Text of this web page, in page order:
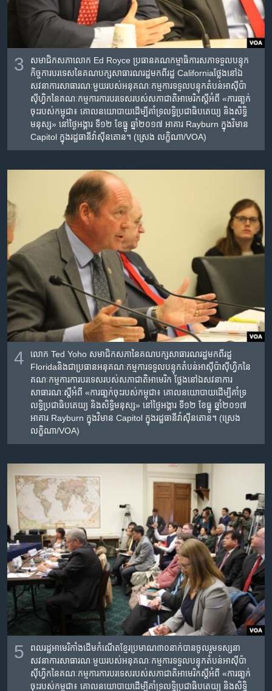
3
សមាជិក​សភា​លោក Ed Royce ប្រធាន​គណកម្មាធិការ​សភា​ទទួល​បន្ទុក​
កិច្ច​ការ​បរទេស​នៃ​គណបក្ស​សាធារណរដ្ឋ​មក​ពី​រដ្ឋ Californiaថ្លែង​នៅ​ឯ​
សវនាការ​សាធារណៈ​មួយរបស់​អនុ​គណៈកម្មការ​ទទួល​បន្ទុក​តំបន់​អាស៊ីប៉ា
ស៊ីហ្វិក​នៃ​គណៈកម្មការការ​បរទេស​របស់​សភាជាតិ​អាមេរិក​ស្តីអំពី​ «ការ​ធា្លក់​
ចុះរបស់​កម្ពុជា​៖ ​គោល​នយោបាយ​ដើម្បី​គាំទ្រ​លទ្ធិប្រជាធិបតេយ្យ ​និង​សិទ្ធិ
មនុស្ស‍»​ ​នៅ​ថ្ងៃ​អង្គារ ទី១២ ខែ​ធ្នូ ឆ្នាំ២០១៧​ អាគារ Rayburn ក្នុង​វិមាន
Capitol ក្នុង​រដ្ឋធានី​វ៉ាស៊ីនតោន។ (ស្រេង លក្ខិណា/VOA)
4
លោក Ted Yoho សមាជិក​សភា​នៃ​គណបក្ស​សាធារណរដ្ឋ​មក​ពី​រដ្ឋ
Floridaនិង​ជា​ប្រធាន​អនុ​គណៈកម្មការ​ទទួល​បន្ទុក​តំបន់​អាស៊ីប៉ាស៊ីហ្វិក​នៃ​
គណៈកម្មការការ​បរទេស​របស់​សភាជាតិ​អាមេរិក ថ្លែង​នៅ​ឯ​សវនាការ​
សាធារណៈ​​ស្តីអំពី​ «ការ​ធា្លក់​ចុះរបស់​កម្ពុជា​៖ ​គោល​នយោបាយ​ដើម្បី​គាំទ្រ​
លទ្ធិប្រជាធិបតេយ្យ ​និង​សិទ្ធិមនុស្ស‍»​ ​នៅ​ថ្ងៃ​អង្គារ ទី១២ ខែ​ធ្នូ ឆ្នាំ២០១៧​
អាគារ Rayburn ក្នុង​វិមាន Capitol ក្នុង​រដ្ឋធានី​វ៉ាស៊ីនតោន។ (ស្រេង
លក្ខិណា/VOA)
5
ពលរដ្ឋ​អាមេរិកាំង​ដើម​កំណើត​ខ្មែរ​ប្រមាណ៣០នាក់​បាន​ចូលរួម​ទស្សនា​
សវនាការ​សាធារណៈ​មួយរបស់​អនុ​គណៈកម្មការ​ទទួល​បន្ទុក​តំបន់​អាស៊ីប៉ា
ស៊ីហ្វិក​នៃ​គណៈកម្មការការ​បរទេស​របស់​សភាជាតិ​អាមេរិក​ស្តីអំពី​ «ការ​ធា្លក់​
ចុះរបស់​កម្ពុជា​៖ ​គោល​នយោបាយ​ដើម្បី​គាំទ្រ​លទ្ធិប្រជាធិបតេយ្យ ​និង​សិទ្ធិ